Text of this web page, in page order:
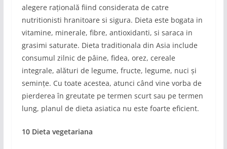
alegere rațională fiind considerata de catre
nutritionisti hranitoare si sigura. Dieta este bogata in
vitamine, minerale, fibre, antioxidanti, si saraca in
grasimi saturate. Dieta traditionala din Asia include
consumul zilnic de pâine, fidea, orez, cereale
integrale, alături de legume, fructe, legume, nuci și
semințe. Cu toate acestea, atunci când vine vorba de
pierderea în greutate pe termen scurt sau pe termen
lung, planul de dieta asiatica nu este foarte eficient.
10 Dieta vegetariana